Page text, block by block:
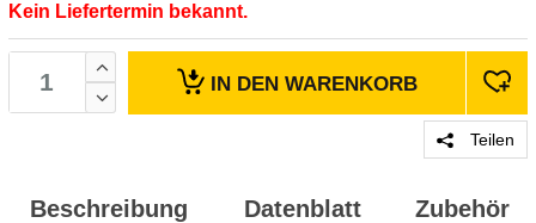
Kein Liefertermin bekannt.
IN DEN WARENKORB
Teilen
Beschreibung Datenblatt Zubehör